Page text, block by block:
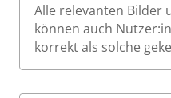
Alle relevanten Bilder
können auch
korrekt als solche